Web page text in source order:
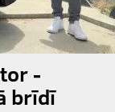
-
brīdī